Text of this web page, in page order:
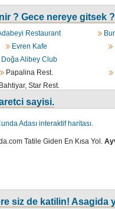
? Gece nereye gitsek
Restaurant
Evren Kafe
Doğa Alibey Club
Papalina Rest.
Bahtiyar, Star Rest.
sayisi.
Adası interaktif haritası.
Tatile Giden En Kısa Yol.
siz de katilin!